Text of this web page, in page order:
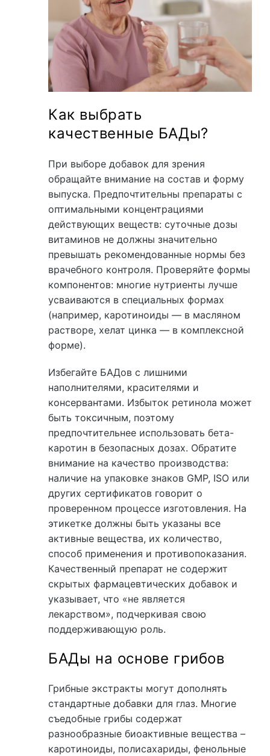
Как выбрать
качественные БАДы?
При выборе добавок для зрения
обращайте внимание на состав и форму
выпуска. Предпочтительны препараты с
оптимальными концентрациями
действующих веществ: суточные дозы
витаминов не должны значительно
превышать рекомендованные нормы без
врачебного контроля. Проверяйте формы
компонентов: многие нутриенты лучше
усваиваются в специальных формах
(например, каротиноиды — в масляном
растворе, хелат цинка — в комплексной
форме).
Избегайте БАДов с лишними
наполнителями, красителями и
консервантами. Избыток ретинола может
быть токсичным, поэтому
предпочтительнее использовать бета-
каротин в безопасных дозах. Обратите
внимание на качество производства:
наличие на упаковке знаков GMP, ISO или
других сертификатов говорит о
проверенном процессе изготовления. На
этикетке должны быть указаны все
активные вещества, их количество,
способ применения и противопоказания.
Качественный препарат не содержит
скрытых фармацевтических добавок и
указывает, что «не является
лекарством», подчеркивая свою
поддерживающую роль.
БАДы на основе грибов
Грибные экстракты могут дополнять
стандартные добавки для глаз. Многие
съедобные грибы содержат
разнообразные биоактивные вещества –
каротиноиды, полисахариды, фенольные